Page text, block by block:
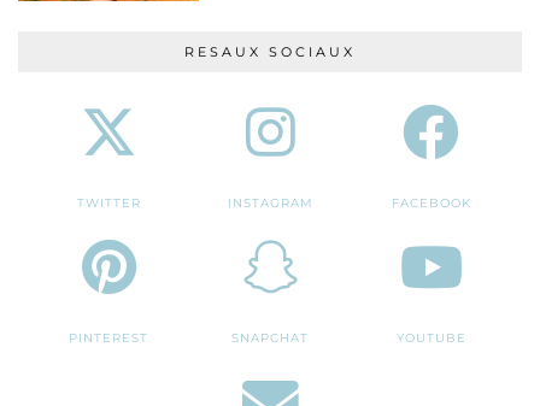
RESAUX SOCIAUX
TWITTER INSTAGRAM FACEBOOK
PINTEREST SNAPCHAT YOUTUBE